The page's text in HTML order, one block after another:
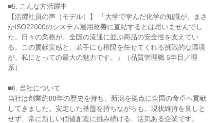
■5. こんな方活躍中
【活躍社員の声（モデル）】 「大学で学んだ化学の知識が、まさ
かISO22000のシステム運用改善に直結するとは思いませんでし
た。日々の業務が、全国の流通に並ぶ商品の安全性を支えてい
る。この貢献実感と、若手にも権限を任せてくれる挑戦的な環境
が、私にとっての最大の魅力です。」（品質管理職 5年目／理
系）
■6. 当社について
当社は創業約80年の歴史を持ち、新潟を拠点に全国の食卓へ貢献
してきました。安定した基盤を持ちながらも、現状維持を良しと
せず、常に新しい価値創造に挑み続ける、活気ある企業です。